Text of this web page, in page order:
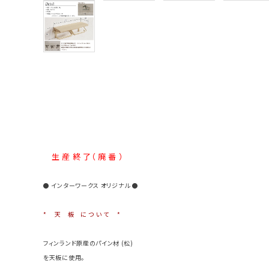
生 産 終 了（ 廃 番 ）
● インターワークス オリジナル ●
* 天 板 に つ い て *
フィンランド原産のパイン材 (松)
を天板に使用。